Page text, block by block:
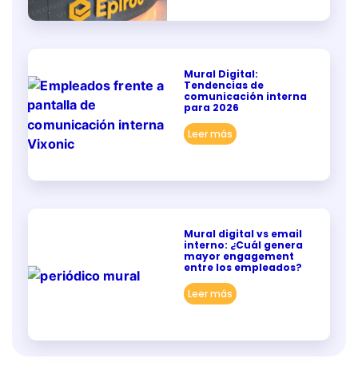
Mural Digital:
Tendencias de
comunicación interna
para 2026
Leer más
Mural digital vs email
interno: ¿Cuál genera
mayor engagement
entre los empleados?
Leer más